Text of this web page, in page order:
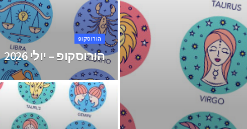
הורוסקופ
הורוסקופ – יולי 2026